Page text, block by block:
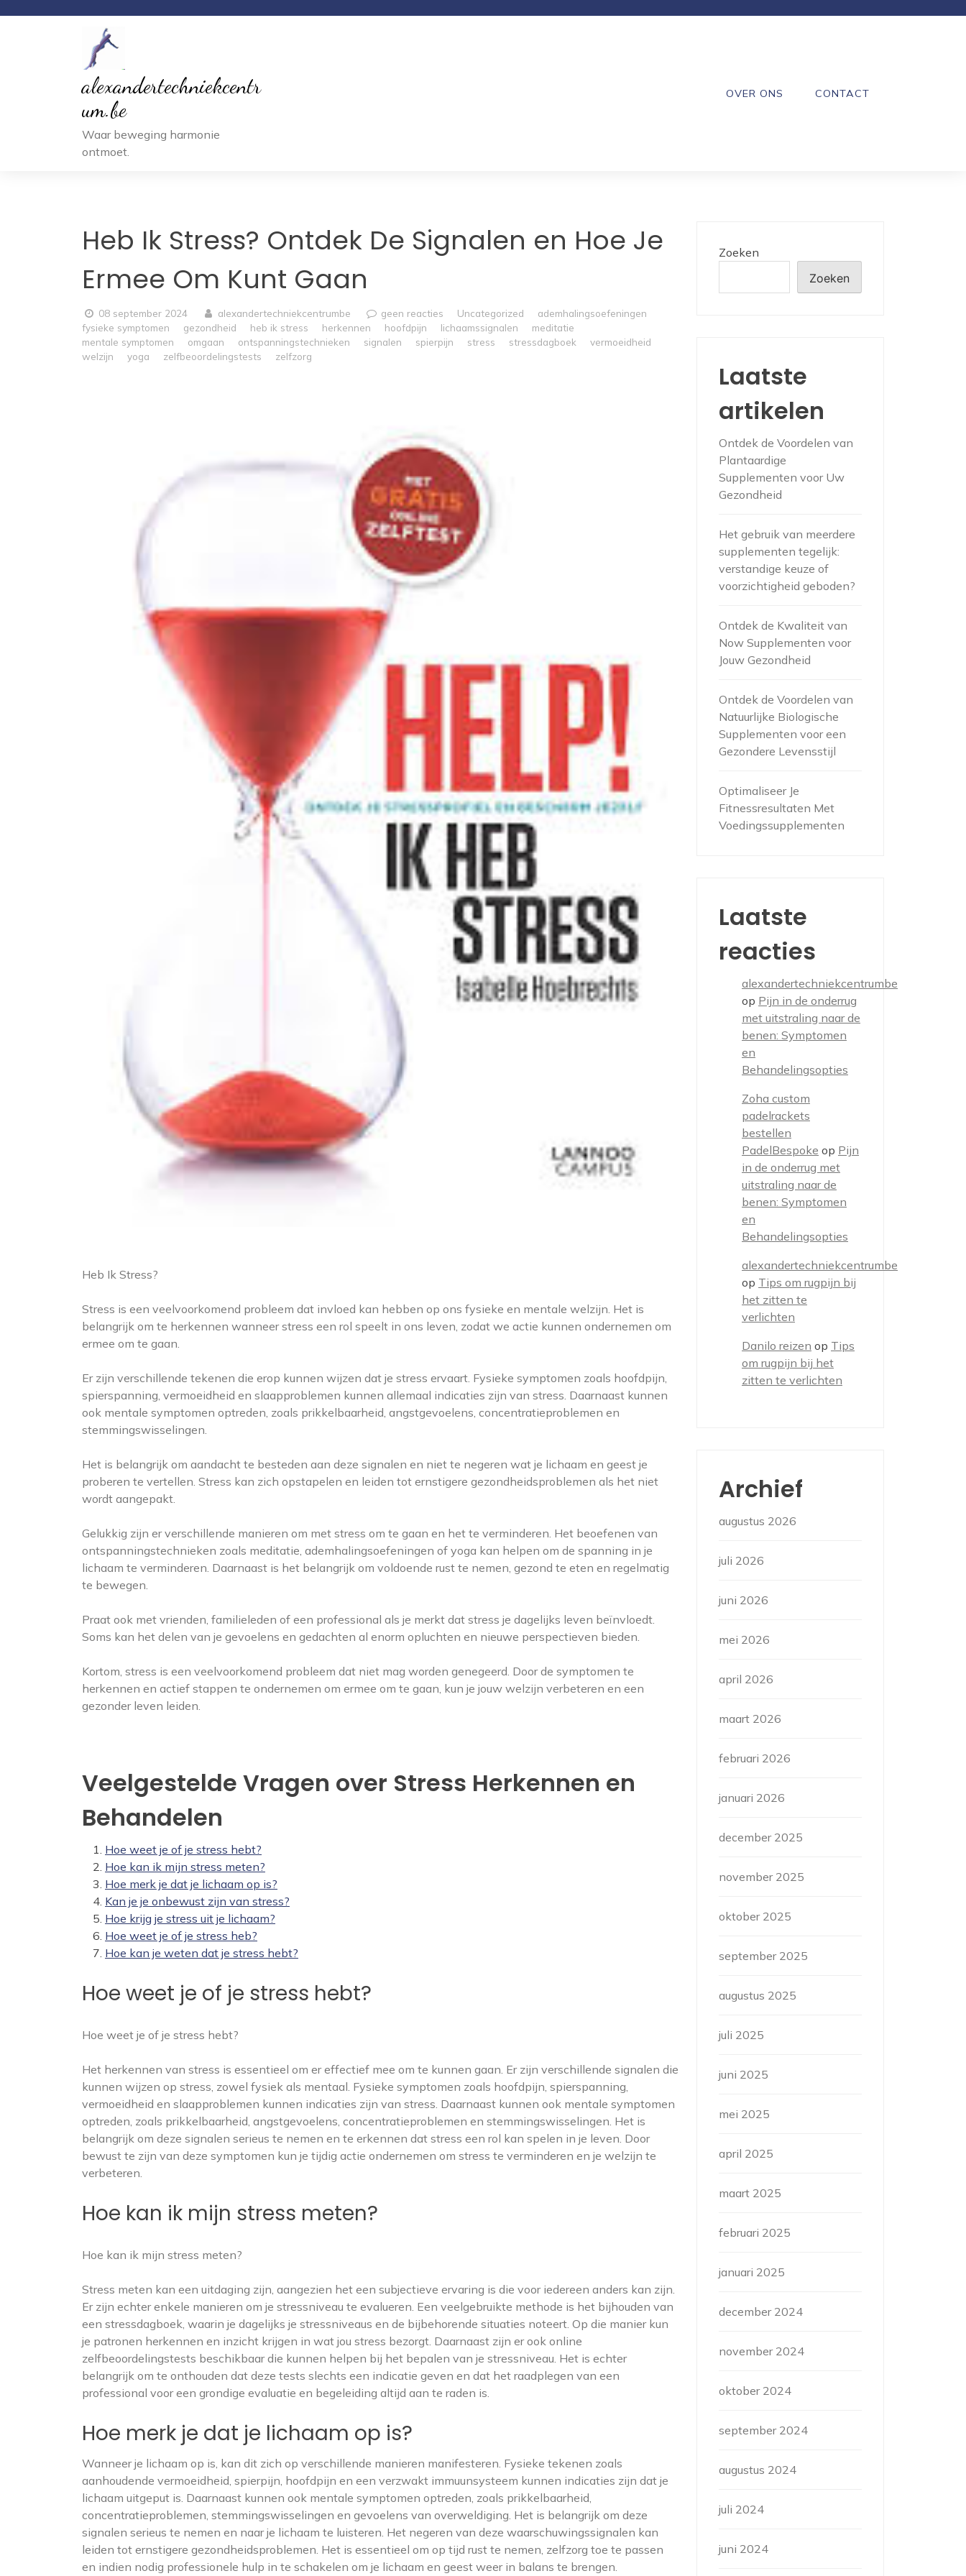
alexandertechniekcentr
um.be
Waar beweging harmonie
ontmoet.
OVER ONS CONTACT
Heb Ik Stress? Ontdek De Signalen en Hoe Je
Ermee Om Kunt Gaan
08 september 2024 alexandertechniekcentrumbe geen reacties Uncategorized
ademhalingsoefeningen
fysieke symptomen
gezondheid heb ik stress herkennen hoofdpijn lichaamssignalen
meditatie
mentale symptomen
omgaan ontspanningstechnieken signalen spierpijn stress stressdagboek
vermoeidheid
welzijn
yoga zelfbeoordelingstests zelfzorg
Heb Ik Stress?
Stress is een veelvoorkomend probleem dat invloed kan hebben op ons fysieke en mentale welzijn. Het is
belangrijk om te herkennen wanneer stress een rol speelt in ons leven, zodat we actie kunnen ondernemen om
ermee om te gaan.
Er zijn verschillende tekenen die erop kunnen wijzen dat je stress ervaart. Fysieke symptomen zoals hoofdpijn,
spierspanning, vermoeidheid en slaapproblemen kunnen allemaal indicaties zijn van stress. Daarnaast kunnen
ook mentale symptomen optreden, zoals prikkelbaarheid, angstgevoelens, concentratieproblemen en
stemmingswisselingen.
Het is belangrijk om aandacht te besteden aan deze signalen en niet te negeren wat je lichaam en geest je
proberen te vertellen. Stress kan zich opstapelen en leiden tot ernstigere gezondheidsproblemen als het niet
wordt aangepakt.
Gelukkig zijn er verschillende manieren om met stress om te gaan en het te verminderen. Het beoefenen van
ontspanningstechnieken zoals meditatie, ademhalingsoefeningen of yoga kan helpen om de spanning in je
lichaam te verminderen. Daarnaast is het belangrijk om voldoende rust te nemen, gezond te eten en regelmatig
te bewegen.
Praat ook met vrienden, familieleden of een professional als je merkt dat stress je dagelijks leven beïnvloedt.
Soms kan het delen van je gevoelens en gedachten al enorm opluchten en nieuwe perspectieven bieden.
Kortom, stress is een veelvoorkomend probleem dat niet mag worden genegeerd. Door de symptomen te
herkennen en actief stappen te ondernemen om ermee om te gaan, kun je jouw welzijn verbeteren en een
gezonder leven leiden.
Veelgestelde Vragen over Stress Herkennen en
Behandelen
Hoe weet je of je stress hebt?
Hoe kan ik mijn stress meten?
Hoe merk je dat je lichaam op is?
Kan je je onbewust zijn van stress?
Hoe krijg je stress uit je lichaam?
Hoe weet je of je stress heb?
Hoe kan je weten dat je stress hebt?
Hoe weet je of je stress hebt?
Hoe weet je of je stress hebt?
Het herkennen van stress is essentieel om er effectief mee om te kunnen gaan. Er zijn verschillende signalen die
kunnen wijzen op stress, zowel fysiek als mentaal. Fysieke symptomen zoals hoofdpijn, spierspanning,
vermoeidheid en slaapproblemen kunnen indicaties zijn van stress. Daarnaast kunnen ook mentale symptomen
optreden, zoals prikkelbaarheid, angstgevoelens, concentratieproblemen en stemmingswisselingen. Het is
belangrijk om deze signalen serieus te nemen en te erkennen dat stress een rol kan spelen in je leven. Door
bewust te zijn van deze symptomen kun je tijdig actie ondernemen om stress te verminderen en je welzijn te
verbeteren.
Hoe kan ik mijn stress meten?
Hoe kan ik mijn stress meten?
Stress meten kan een uitdaging zijn, aangezien het een subjectieve ervaring is die voor iedereen anders kan zijn.
Er zijn echter enkele manieren om je stressniveau te evalueren. Een veelgebruikte methode is het bijhouden van
een stressdagboek, waarin je dagelijks je stressniveaus en de bijbehorende situaties noteert. Op die manier kun
je patronen herkennen en inzicht krijgen in wat jou stress bezorgt. Daarnaast zijn er ook online
zelfbeoordelingstests beschikbaar die kunnen helpen bij het bepalen van je stressniveau. Het is echter
belangrijk om te onthouden dat deze tests slechts een indicatie geven en dat het raadplegen van een
professional voor een grondige evaluatie en begeleiding altijd aan te raden is.
Hoe merk je dat je lichaam op is?
Wanneer je lichaam op is, kan dit zich op verschillende manieren manifesteren. Fysieke tekenen zoals
aanhoudende vermoeidheid, spierpijn, hoofdpijn en een verzwakt immuunsysteem kunnen indicaties zijn dat je
lichaam uitgeput is. Daarnaast kunnen ook mentale symptomen optreden, zoals prikkelbaarheid,
concentratieproblemen, stemmingswisselingen en gevoelens van overweldiging. Het is belangrijk om deze
signalen serieus te nemen en naar je lichaam te luisteren. Het negeren van deze waarschuwingssignalen kan
leiden tot ernstigere gezondheidsproblemen. Het is essentieel om op tijd rust te nemen, zelfzorg toe te passen
en indien nodig professionele hulp in te schakelen om je lichaam en geest weer in balans te brengen.
Zoeken
Zoeken
Laatste
artikelen
Ontdek de Voordelen van
Plantaardige
Supplementen voor Uw
Gezondheid
Het gebruik van meerdere
supplementen tegelijk:
verstandige keuze of
voorzichtigheid geboden?
Ontdek de Kwaliteit van
Now Supplementen voor
Jouw Gezondheid
Ontdek de Voordelen van
Natuurlijke Biologische
Supplementen voor een
Gezondere Levensstijl
Optimaliseer Je
Fitnessresultaten Met
Voedingssupplementen
Laatste
reacties
alexandertechniekcentrumbe
op Pijn in de onderrug
met uitstraling naar de
benen: Symptomen
en
Behandelingsopties
Zoha custom
padelrackets
bestellen
PadelBespoke op Pijn
in de onderrug met
uitstraling naar de
benen: Symptomen
en
Behandelingsopties
alexandertechniekcentrumbe
op Tips om rugpijn bij
het zitten te
verlichten
Danilo reizen op Tips
om rugpijn bij het
zitten te verlichten
Archief
augustus 2026
juli 2026
juni 2026
mei 2026
april 2026
maart 2026
februari 2026
januari 2026
december 2025
november 2025
oktober 2025
september 2025
augustus 2025
juli 2025
juni 2025
mei 2025
april 2025
maart 2025
februari 2025
januari 2025
december 2024
november 2024
oktober 2024
september 2024
augustus 2024
juli 2024
juni 2024